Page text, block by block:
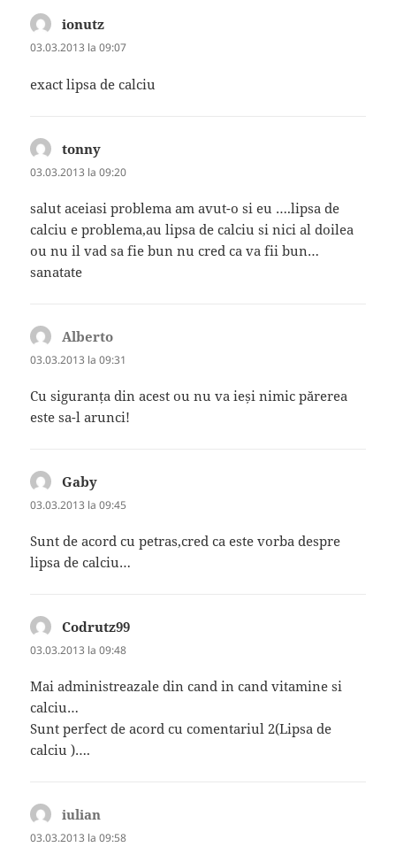
ionutz
03.03.2013 la 09:07
exact lipsa de calciu
tonny
03.03.2013 la 09:20
salut aceiasi problema am avut-o si eu ….lipsa de
calciu e problema,au lipsa de calciu si nici al doilea
ou nu il vad sa fie bun nu cred ca va fii bun…
sanatate
Alberto
03.03.2013 la 09:31
Cu siguranța din acest ou nu va ieși nimic părerea
este sa-l arunci!
Gaby
03.03.2013 la 09:45
Sunt de acord cu petras,cred ca este vorba despre
lipsa de calciu…
Codrutz99
03.03.2013 la 09:48
Mai administreazale din cand in cand vitamine si
calciu…
Sunt perfect de acord cu comentariul 2(Lipsa de
calciu )….
iulian
03.03.2013 la 09:58